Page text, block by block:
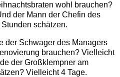
wohl brauchen?
der Mann der Chefin des
schätzen.
der Schwager des Managers
brauchen? Vielleicht
der Großklempner am
Vielleicht 4 Tage.